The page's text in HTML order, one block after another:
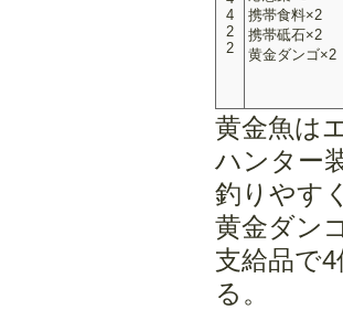
4
2
2
携帯食料×2
携帯砥石×2
黄金ダンゴ×2
黄金魚は
ハンター
釣りやす
黄金ダン
支給品で
る。